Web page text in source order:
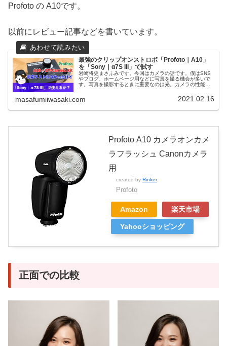
Profoto の A10です。
以前にレビュー記事などを書いています。
最強のクリップオンストロボ「Profoto｜A10」
を「Sony｜α7S III」で試す
岩崎将史まさふみです。今回はカメラの話です。僕はSNS
やブログ、ホームページ用などに写真を撮る機会が多いで
す。写真を撮影するときに重要なのは光。カメラの性能よ
masafumiiwasaki.com 2021.02.16
Profoto A10 カメラオンカメ
ラフラッシュ Canonカメラ
用
created by Rinker
Profoto
Amazon 楽天市場
Yahooショッピング
正面での比較